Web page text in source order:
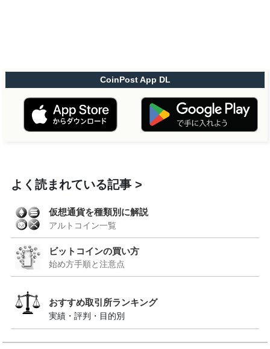
CoinPost App DL
よく読まれている記事
仮想通貨を種類別に解説
アルトコイン一覧
ビットコインの買い方
始め方手順と注意点
おすすめ取引所ランキング
実績・評判・目的別